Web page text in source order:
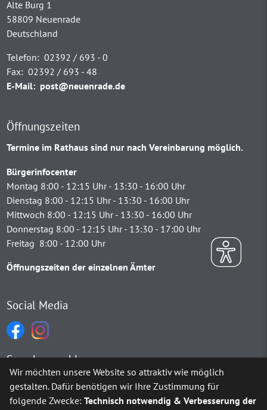
Alte Burg 1
58809 Neuenrade
Deutschland
Telefon: 02392 / 693 - 0
Fax: 02392 / 693 - 48
E-Mail: post@neuenrade.de
Öffnungszeiten
Termine im Rathaus sind nur nach Vereinbarung möglich.
Bürgerinfocenter
Montag 8:00 - 12:15 Uhr - 13:30 - 16:00 Uhr
Dienstag 8:00 - 12:15 Uhr - 13:30 - 16:00 Uhr
Mittwoch 8:00 - 12:15 Uhr - 13:30 - 16:00 Uhr
Donnerstag 8:00 - 12:15 Uhr - 13:30 - 17:00 Uhr
Freitag 8:00 - 12:00 Uhr
Öffnungszeiten der einzelnen Ämter
Social Media
Sprachauswahl
Möchten Sie vonGoogle Translate bereitgestellte externe
Wir möchten unsere Website so attraktiv wie möglich
gestalten. Dafür benötigen wir Ihre Zustimmung für
folgende Zwecke:Technisch notwendig & Verbesserung der